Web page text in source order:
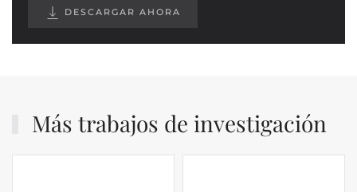
DESCARGAR AHORA
Más trabajos de investigación